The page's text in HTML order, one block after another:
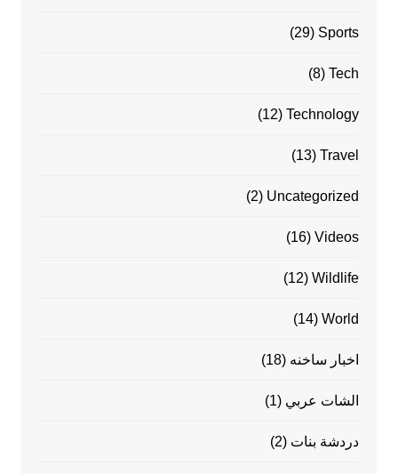
Sports
(29)
Tech
(8)
Technology
(12)
Travel
(13)
Uncategorized
(2)
Videos
(16)
Wildlife
(12)
World
(14)
اخبار ساخنه (18)
الشات عربي (1)
دردشة بنات (2)